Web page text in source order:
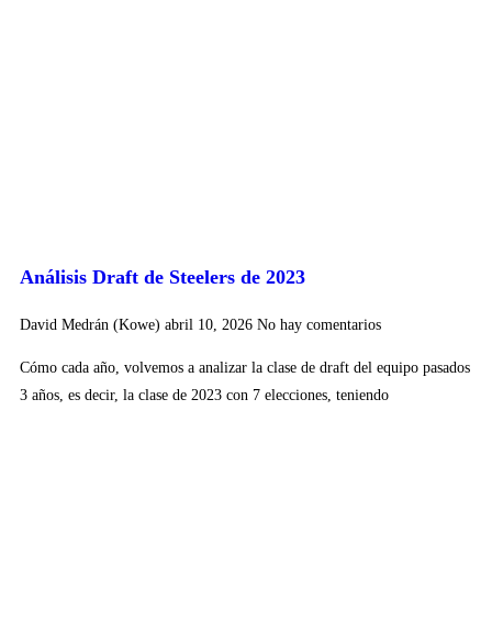
Análisis Draft de Steelers de 2023
David Medrán (Kowe) abril 10, 2026 No hay comentarios
Cómo cada año, volvemos a analizar la clase de draft del equipo pasados
3 años, es decir, la clase de 2023 con 7 elecciones, teniendo